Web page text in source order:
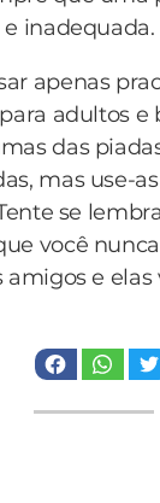
inadequada.
apenas
adultos e
das
mas use-
se
você
amigos e elas